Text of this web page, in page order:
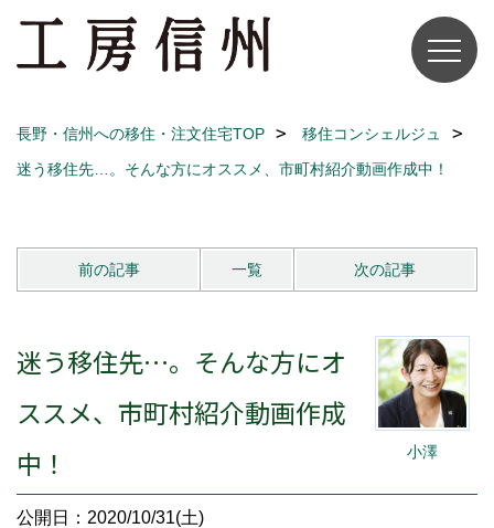
長野・信州への移住・注文住宅TOP
移住コンシェルジュ
迷う移住先…。そんな方にオススメ、市町村紹介動画作成中！
前の記事 一覧 次の記事
小澤
迷う移住先…。そんな方にオ
ススメ、市町村紹介動画作成
中！
公開日：2020/10/31(土)